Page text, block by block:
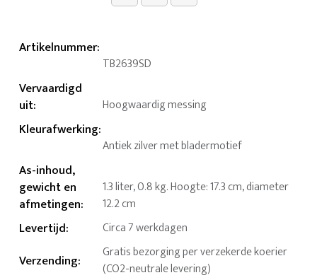
Artikelnummer:
TB2639SD
Vervaardigd
uit: Hoogwaardig messing
Kleurafwerking:
Antiek zilver met bladermotief
As-inhoud,
gewicht en
afmetingen:
1.3 liter, 0.8 kg. Hoogte: 17.3 cm, diameter
12.2 cm
Levertijd: Circa 7 werkdagen
Verzending:
Gratis bezorging per verzekerde koerier
(CO2-neutrale levering)